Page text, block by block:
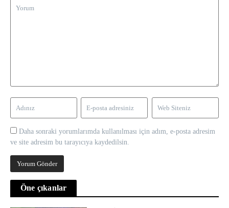
Daha sonraki yorumlarımda kullanılması için adım, e-posta adresim
ve site adresim bu tarayıcıya kaydedilsin.
Öne çıkanlar